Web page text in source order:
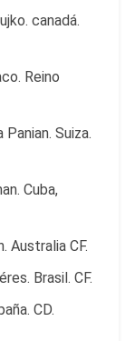
canadá.
Reino
Panian. Suiza.
Cuba,
Australia CF.
Brasil. CF.
CD.